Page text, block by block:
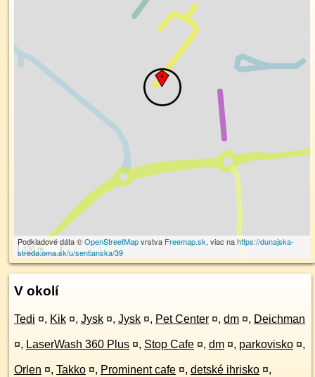
100 m
Podkladové dáta ©OpenStreetMapvrstva Freemap.sk, viac nahttps://dunajska-
streda.oma.sk/u/sentianska/39
V okolí
Tedi ¤, Kik ¤, Jysk ¤, Jysk ¤, Pet Center ¤, dm ¤, Deichman
¤, LaserWash 360 Plus ¤, Stop Cafe ¤, dm ¤, parkovisko ¤,
Orlen ¤, Takko ¤, Prominent cafe ¤, detské ihrisko ¤,